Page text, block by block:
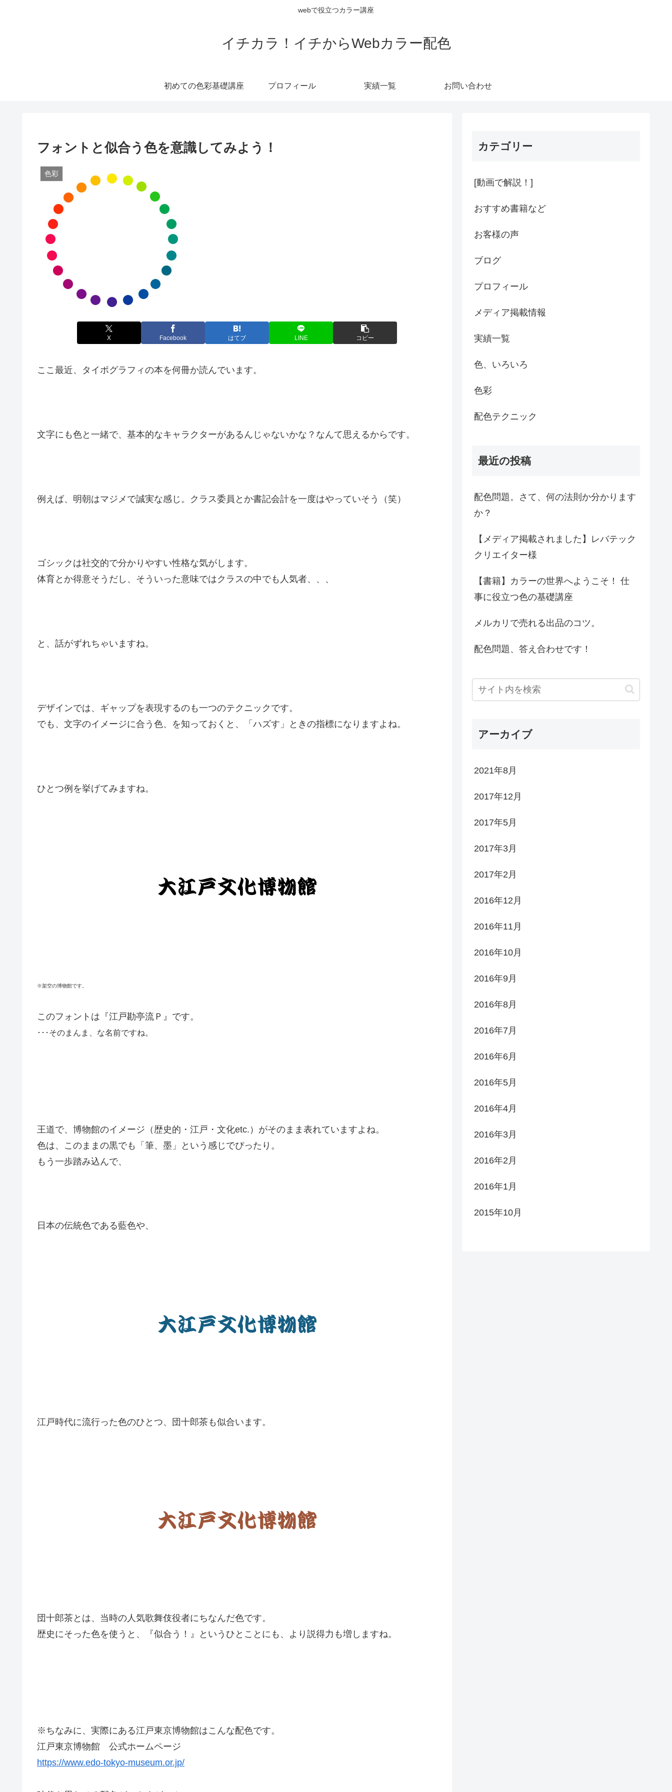
webで役立つカラー講座
イチカラ！イチからWebカラー配色
初めての色彩基礎講座 プロフィール 実績一覧 お問い合わせ
フォントと似合う色を意識してみよう！
色彩
X Facebook はてブ LINE コピー
ここ最近、タイポグラフィの本を何冊か読んでいます。
文字にも色と一緒で、基本的なキャラクターがあるんじゃないかな？なんて思えるからです。
例えば、明朝はマジメで誠実な感じ。クラス委員とか書記会計を一度はやっていそう（笑）
ゴシックは社交的で分かりやすい性格な気がします。
体育とか得意そうだし、そういった意味ではクラスの中でも人気者、、、
と、話がずれちゃいますね。
デザインでは、ギャップを表現するのも一つのテクニックです。
でも、文字のイメージに合う色、を知っておくと、「ハズす」ときの指標になりますよね。
ひとつ例を挙げてみますね。
※架空の博物館です。
このフォントは『江戸勘亭流Ｐ』です。
･･･そのまんま、な名前ですね。
王道で、博物館のイメージ（歴史的・江戸・文化etc.）がそのまま表れていますよね。
色は、このままの黒でも「筆、墨」という感じでぴったり。
もう一歩踏み込んで、
日本の伝統色である藍色や、
江戸時代に流行った色のひとつ、団十郎茶も似合います。
団十郎茶とは、当時の人気歌舞伎役者にちなんだ色です。
歴史にそった色を使うと、『似合う！』というひとことにも、より説得力も増しますね。
※ちなみに、実際にある江戸東京博物館はこんな配色です。
江戸東京博物館 公式ホームページ
https://www.edo-tokyo-museum.or.jp/
カテゴリー
[動画で解説！]
おすすめ書籍など
お客様の声
ブログ
プロフィール
メディア掲載情報
実績一覧
色、いろいろ
色彩
配色テクニック
最近の投稿
配色問題。さて、何の法則か分かります
か？
【メディア掲載されました】レバテック
クリエイター様
【書籍】カラーの世界へようこそ！ 仕
事に役立つ色の基礎講座
メルカリで売れる出品のコツ。
配色問題、答え合わせです！
アーカイブ
2021年8月
2017年12月
2017年5月
2017年3月
2017年2月
2016年12月
2016年11月
2016年10月
2016年9月
2016年8月
2016年7月
2016年6月
2016年5月
2016年4月
2016年3月
2016年2月
2016年1月
2015年10月